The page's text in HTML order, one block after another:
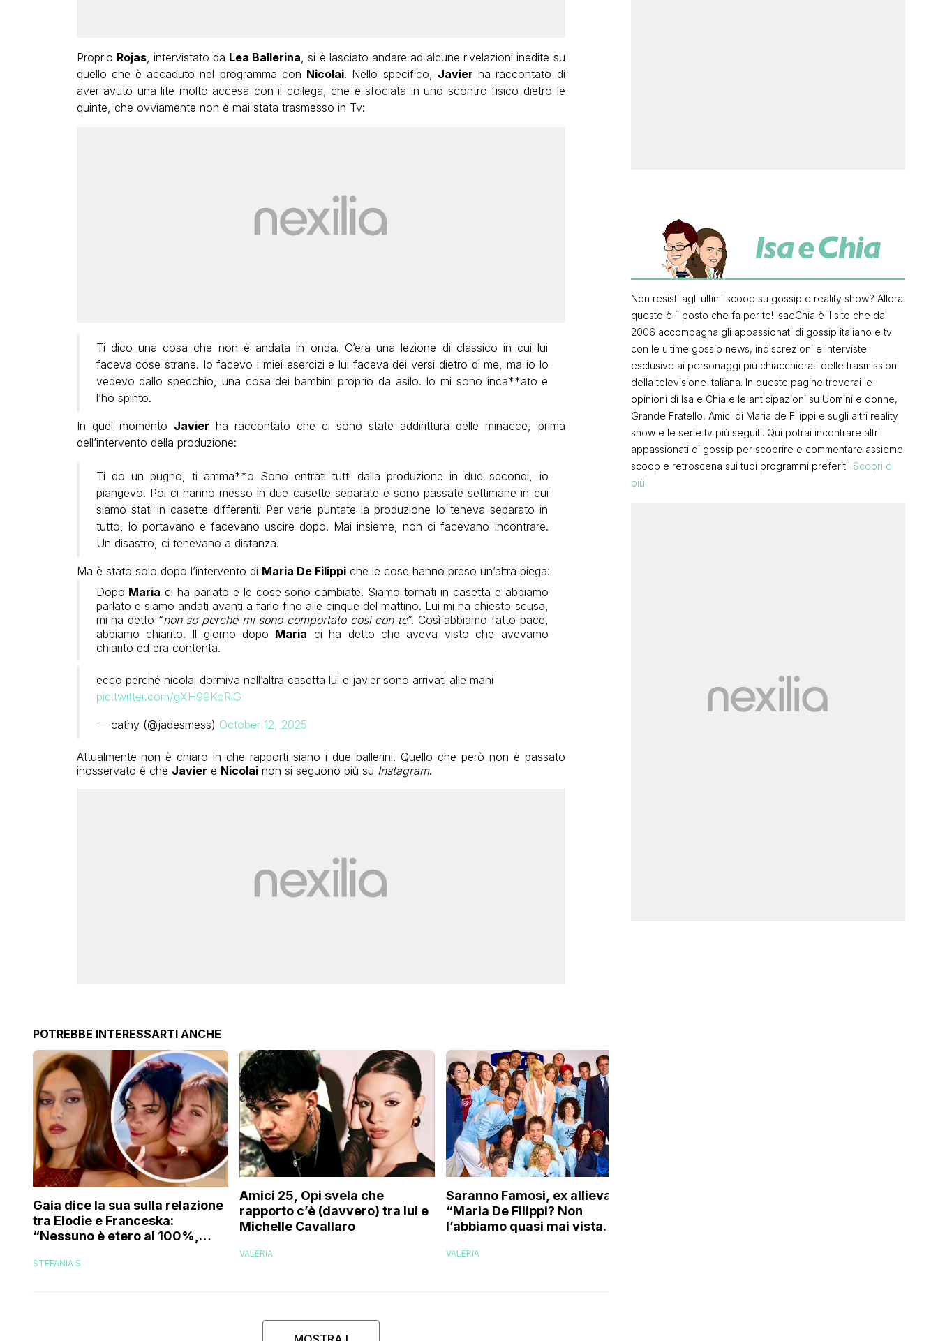
Proprio Rojas, intervistato da Lea Ballerina , si è lasciato andare ad alcune rivelazioni inedite su
quello che è accaduto nel programma con Nicolai. Nello specifico, Javier ha raccontato di
aver avuto una lite molto accesa con il collega, che è sfociata in uno scontro fisico dietro le
quinte, che ovviamente non è mai stata trasmesso in Tv:
Ti dico una cosa che non è andata in onda. C’era una lezione di classico in cui lui
faceva cose strane. Io facevo i miei esercizi e lui faceva dei versi dietro di me, ma io lo
vedevo dallo specchio, una cosa dei bambini proprio da asilo. Io mi sono inca**ato e
l’ho spinto.
In quel momento Javier ha raccontato che ci sono state addirittura delle minacce, prima
dell’intervento della produzione:
Ti do un pugno, ti amma**o Sono entrati tutti dalla produzione in due secondi, io
piangevo. Poi ci hanno messo in due casette separate e sono passate settimane in cui
siamo stati in casette differenti. Per varie puntate la produzione lo teneva separato in
tutto, lo portavano e facevano uscire dopo. Mai insieme, non ci facevano incontrare.
Un disastro, ci tenevano a distanza.
Ma è stato solo dopo l’intervento di Maria De Filippiche le cose hanno preso un’altra piega:
Dopo Maria ci ha parlato e le cose sono cambiate. Siamo tornati in casetta e abbiamo
parlato e siamo andati avanti a farlo fino alle cinque del mattino. Lui mi ha chiesto scusa,
mi ha detto “non so perché mi sono comportato così con te”. Così abbiamo fatto pace,
abbiamo chiarito. Il giorno dopo Maria ci ha detto che aveva visto che avevamo
chiarito ed era contenta.
ecco perché nicolai dormiva nell’altra casetta lui e javier sono arrivati alle mani
pic.twitter.com/gXH99KoRiG
— cathy (@jadesmess) October 12, 2025
Attualmente non è chiaro in che rapporti siano i due ballerini. Quello che però non è passato
inosservato è che Javier e Nicolainon si seguono più su Instagram.
POTREBBE INTERESSARTI ANCHE
Gaia dice la sua sulla relazione
tra Elodie e Franceska:
“Nessuno è etero al 100%,
STEFANIA S
Amici 25, Opi svela che
rapporto c’è (davvero) tra lui e
Michelle Cavallaro
VALERIA
Saranno Famosi, ex allieva:
“Maria De Filippi? Non
l’abbiamo quasi mai vista. Noi
voglio credere che…”
VALERIA
Non resisti agli ultimi scoop su gossip e reality show? Allora
questo è il posto che fa per te! IsaeChia è il sito che dal
2006 accompagna gli appassionati di gossip italiano e tv
con le ultime gossip news, indiscrezioni e interviste
esclusive ai personaggi più chiacchierati delle trasmissioni
della televisione italiana. In queste pagine troverai le
opinioni di Isa e Chia e le anticipazioni su Uomini e donne,
Grande Fratello, Amici di Maria de Filippi e sugli altri reality
show e le serie tv più seguiti. Qui potrai incontrare altri
appassionati di gossip per scoprire e commentare assieme
scoop e retroscena sui tuoi programmi preferiti. Scopri di
più!